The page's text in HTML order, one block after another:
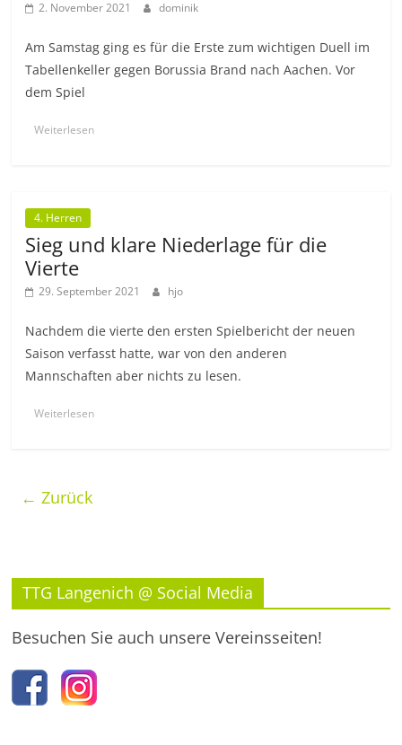
2. November 2021 dominik
Am Samstag ging es für die Erste zum wichtigen Duell im
Tabellenkeller gegen Borussia Brand nach Aachen. Vor
dem Spiel
Weiterlesen
4. Herren
Sieg und klare Niederlage für die
Vierte
29. September 2021 hjo
Nachdem die vierte den ersten Spielbericht der neuen
Saison verfasst hatte, war von den anderen
Mannschaften aber nichts zu lesen.
Weiterlesen
← Zurück
TTG Langenich @ Social Media
Besuchen Sie auch unsere Vereinsseiten!